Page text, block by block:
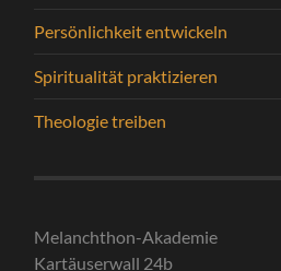
Persönlichkeit entwickeln
Spiritualität praktizieren
Theologie treiben
Melanchthon-Akademie
Kartäuserwall 24b